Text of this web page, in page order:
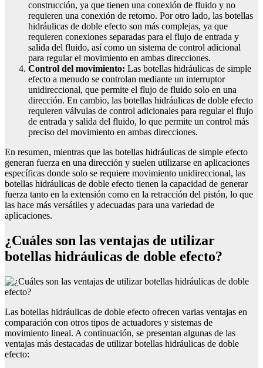
construcción, ya que tienen una conexión de fluido y no
requieren una conexión de retorno. Por otro lado, las botellas
hidráulicas de doble efecto son más complejas, ya que
requieren conexiones separadas para el flujo de entrada y
salida del fluido, así como un sistema de control adicional
para regular el movimiento en ambas direcciones.
Control del movimiento: Las botellas hidráulicas de simple
efecto a menudo se controlan mediante un interruptor
unidireccional, que permite el flujo de fluido solo en una
dirección. En cambio, las botellas hidráulicas de doble efecto
requieren válvulas de control adicionales para regular el flujo
de entrada y salida del fluido, lo que permite un control más
preciso del movimiento en ambas direcciones.
En resumen, mientras que las botellas hidráulicas de simple efecto
generan fuerza en una dirección y suelen utilizarse en aplicaciones
específicas donde solo se requiere movimiento unidireccional, las
botellas hidráulicas de doble efecto tienen la capacidad de generar
fuerza tanto en la extensión como en la retracción del pistón, lo que
las hace más versátiles y adecuadas para una variedad de
aplicaciones.
¿Cuáles son las ventajas de utilizar
botellas hidráulicas de doble efecto?
Las botellas hidráulicas de doble efecto ofrecen varias ventajas en
comparación con otros tipos de actuadores y sistemas de
movimiento lineal. A continuación, se presentan algunas de las
ventajas más destacadas de utilizar botellas hidráulicas de doble
efecto: